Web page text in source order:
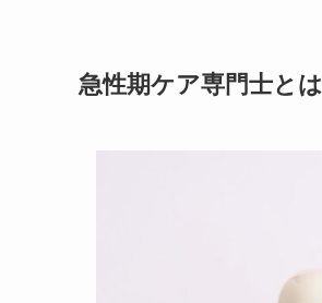
急性期ケア専門士とは